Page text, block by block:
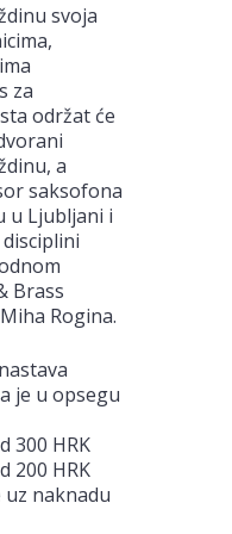
svoja
za
održat će
a
saksofona
u Ljubljani i
Brass
Rogina.
je u opsegu
300 HRK
200 HRK
uz naknadu